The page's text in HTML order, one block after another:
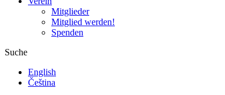
Mitglieder
Mitglied werden!
Spenden
Suche
English
Čeština